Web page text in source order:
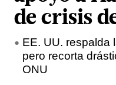
de crisis
EE. UU. respalda
pero recorta
ONU